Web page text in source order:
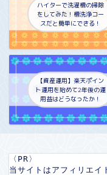
ハイターで洗濯槽の掃除
をしてみた！槽洗浄コー
スだと簡単にできる！
【資産運用】楽天ポイン
ト運用を始めて2年後の運
用益はどうなったか！
〈PR〉
当サイトはアフィリエイ